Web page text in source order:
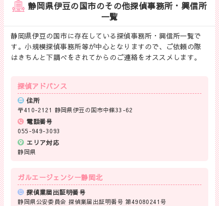
静岡県伊豆の国市のその他探偵事務所・興信所
一覧
静岡県伊豆の国市に存在している探偵事務所・興信所一覧で
す。小規模探偵事務所等が中心となりますので、ご依頼の際
はきちんと下調べをされてからのご連絡をオススメします。
探偵アドバンス
住所
〒410-2121 静岡県伊豆の国市中條33-62
電話番号
055-949-3093
エリア対応
静岡県
ガルエージェンシー静岡北
探偵業届出証明番号
静岡県公安委員会 探偵業届出証明番号 第49080241号